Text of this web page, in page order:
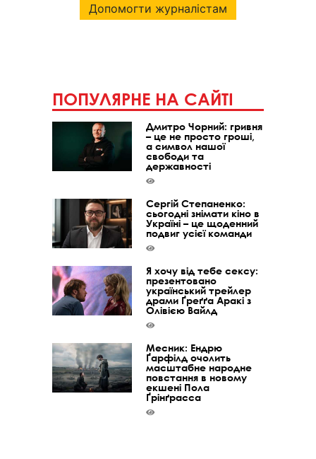
Допомогти журналістам
ПОПУЛЯРНЕ НА САЙТІ
Дмитро Чорний: гривня
– це не просто гроші,
а символ нашої
свободи та
державності
Сергій Степаненко:
сьогодні знімати кіно в
Україні – це щоденний
подвиг усієї команди
Я хочу від тебе сексу:
презентовано
український трейлер
драми Ґреґґа Аракі з
Олівією Вайлд
Месник: Ендрю
Ґарфілд очолить
масштабне народне
повстання в новому
екшені Пола
Ґрінґрасса